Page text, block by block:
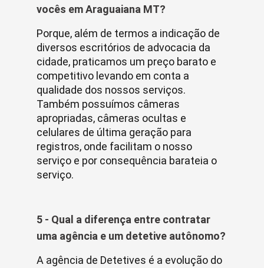
vocês em Araguaiana MT?
Porque, além de termos a indicação de
diversos escritórios de advocacia da
cidade, praticamos um preço barato e
competitivo levando em conta a
qualidade dos nossos serviços.
Também possuímos câmeras
apropriadas, câmeras ocultas e
celulares de última geração para
registros, onde facilitam o nosso
serviço e por consequência barateia o
serviço.
5 - Qual a diferença entre contratar
uma agência e um detetive autônomo?
A agência de Detetives é a evolução do